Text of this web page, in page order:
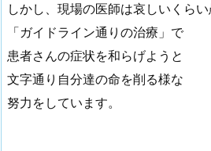
しかし、現場の医師は哀しいくらい
「ガイドライン通りの治療」で
患者さんの症状を和らげようと
文字通り自分達の命を削る様な
努力をしています。